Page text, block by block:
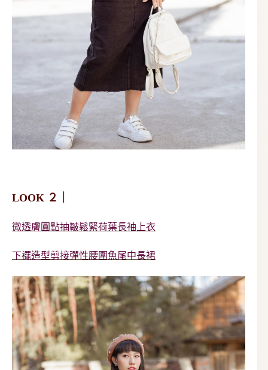
LOOK ２｜
微透膚圓點抽皺鬆緊荷葉長袖上衣
下襬造型剪接彈性腰圍魚尾中長裙